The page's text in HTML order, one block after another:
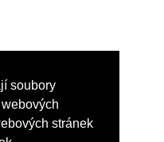
soubory
stránek